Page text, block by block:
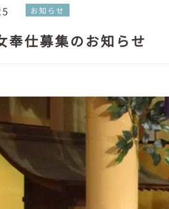
お知らせ
奉仕募集のお知らせ